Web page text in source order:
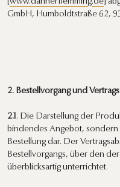
GmbH, Humboldtstraße 62,
2. Bestellvorgang und
2.1. Die Darstellung der
bindendes Angebot,
Bestellung dar. Der
Bestellvorgangs, über den
überblicksartig unterrichtet.